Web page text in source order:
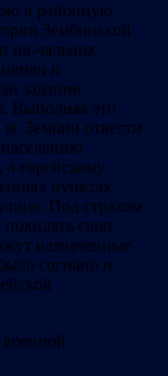
в районную
Зембинской
на-чальник
и
задание
Выполняя это
м. Зембин отвести
еврейскому
пунктах
Под страхом
свои
назначенные
согнано и